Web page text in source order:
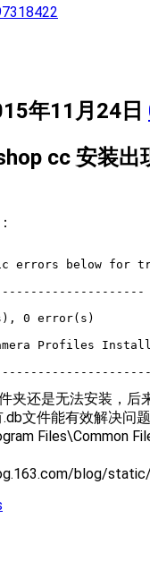
年11月24日
cc 安装出
errors below for
0 error(s)
Profiles
夹还是无法安装，后
文件能有效解决问题
Files\Common
blog/